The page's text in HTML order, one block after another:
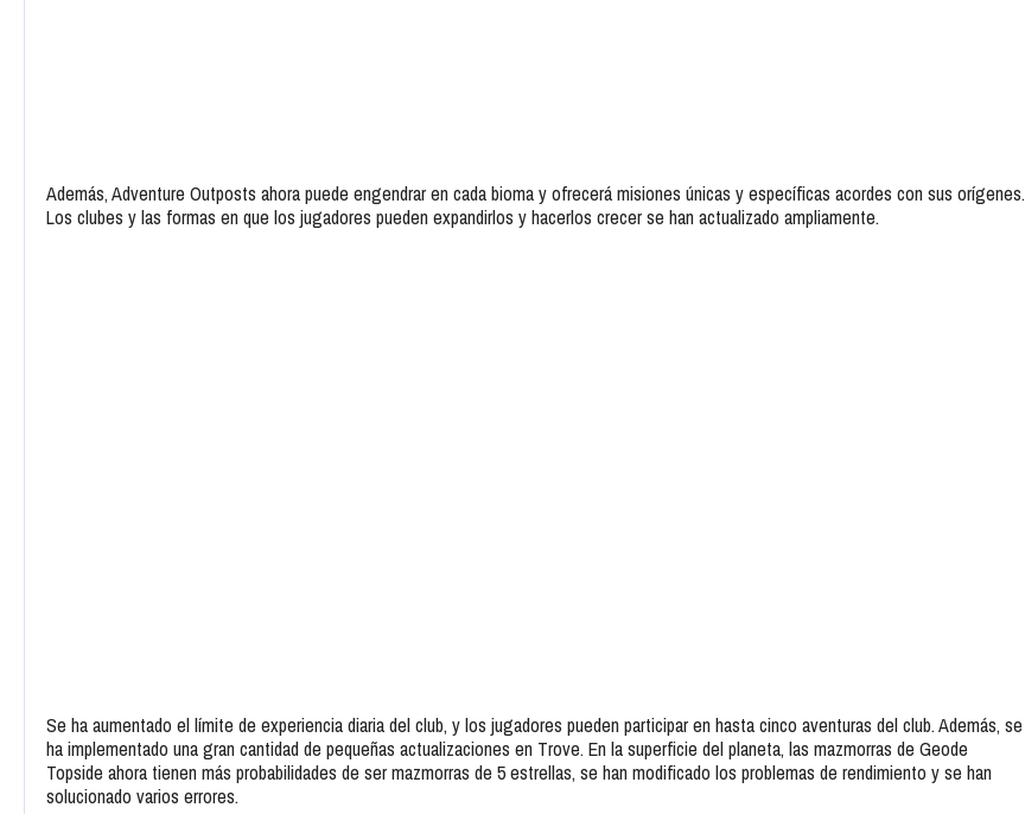
Además, Adventure Outposts ahora puede engendrar en cada bioma y ofrecerá misiones únicas y específicas acordes con sus orígenes.
Los clubes y las formas en que los jugadores pueden expandirlos y hacerlos crecer se han actualizado ampliamente.
Se ha aumentado el límite de experiencia diaria del club, y los jugadores pueden participar en hasta cinco aventuras del club. Además, se
ha implementado una gran cantidad de pequeñas actualizaciones en Trove. En la superficie del planeta, las mazmorras de Geode
Topside ahora tienen más probabilidades de ser mazmorras de 5 estrellas, se han modificado los problemas de rendimiento y se han
solucionado varios errores.